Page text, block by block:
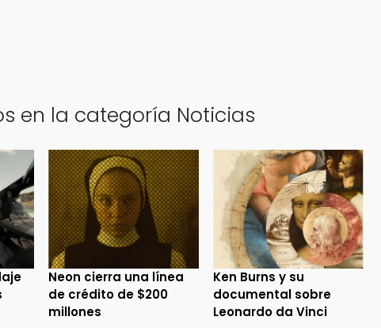
en la categoría Noticias
Neon cierra una línea
de crédito de $200
millones
Ken Burns y su
documental sobre
Leonardo da Vinci